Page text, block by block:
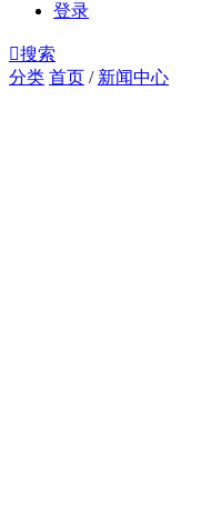
登录
搜索
分类 首页 / 新闻中心